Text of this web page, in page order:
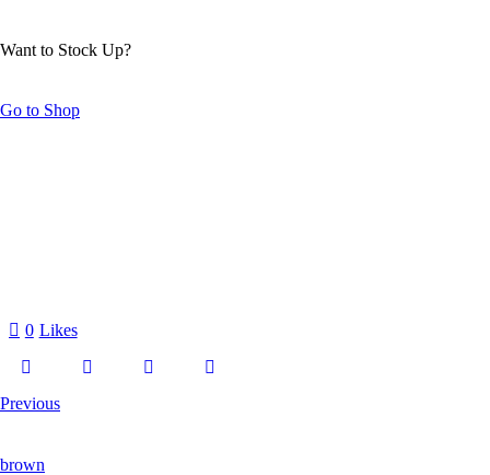
Want to Stock Up?
Go to Shop
0 Likes
Previous
brown